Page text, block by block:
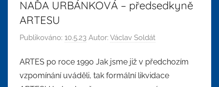
NAĎA URBÁNKOVÁ – předsedkyně
ARTESU
Publikováno: 10.5.23 Autor: Václav Soldát
ARTES po roce 1990 Jak jsme již v předchozím
vzpomínání uváděli, tak formální likvidace